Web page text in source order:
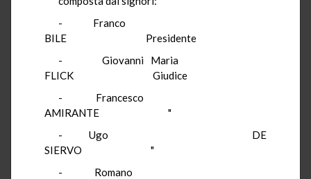
- Franco
BILE Presidente
- Giovanni Maria
FLICK Giudice
- Francesco
AMIRANTE "
- Ugo DE
SIERVO "
- Romano